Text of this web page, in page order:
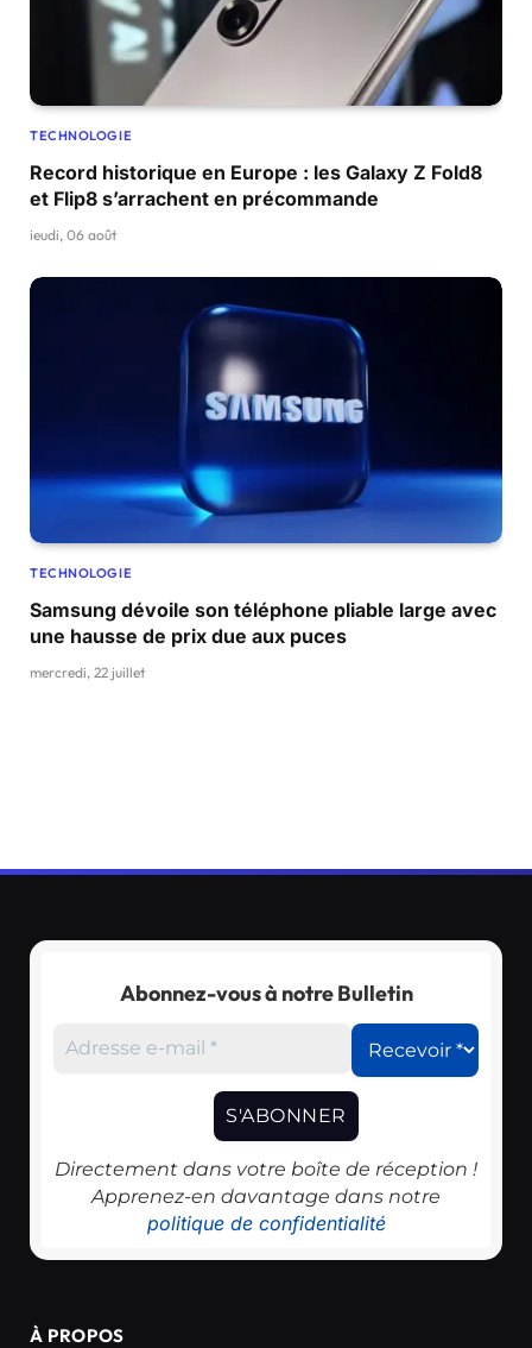
TECHNOLOGIE
Record historique en Europe : les Galaxy Z Fold8
et Flip8 s’arrachent en précommande
jeudi, 06 août
TECHNOLOGIE
Samsung dévoile son téléphone pliable large avec
une hausse de prix due aux puces
mercredi, 22 juillet
Abonnez-vous à notre Bulletin
Directement dans votre boîte de réception !
Apprenez-en davantage dans notre
politique de confidentialité
À PROPOS